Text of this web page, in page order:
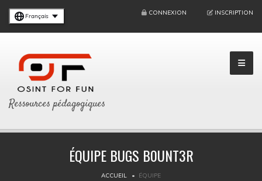
Français CONNEXION INSCRIPTION
Ressources pédagogiques
ÉQUIPE BUGS B0UNT3R
ACCUEIL ÉQUIPE